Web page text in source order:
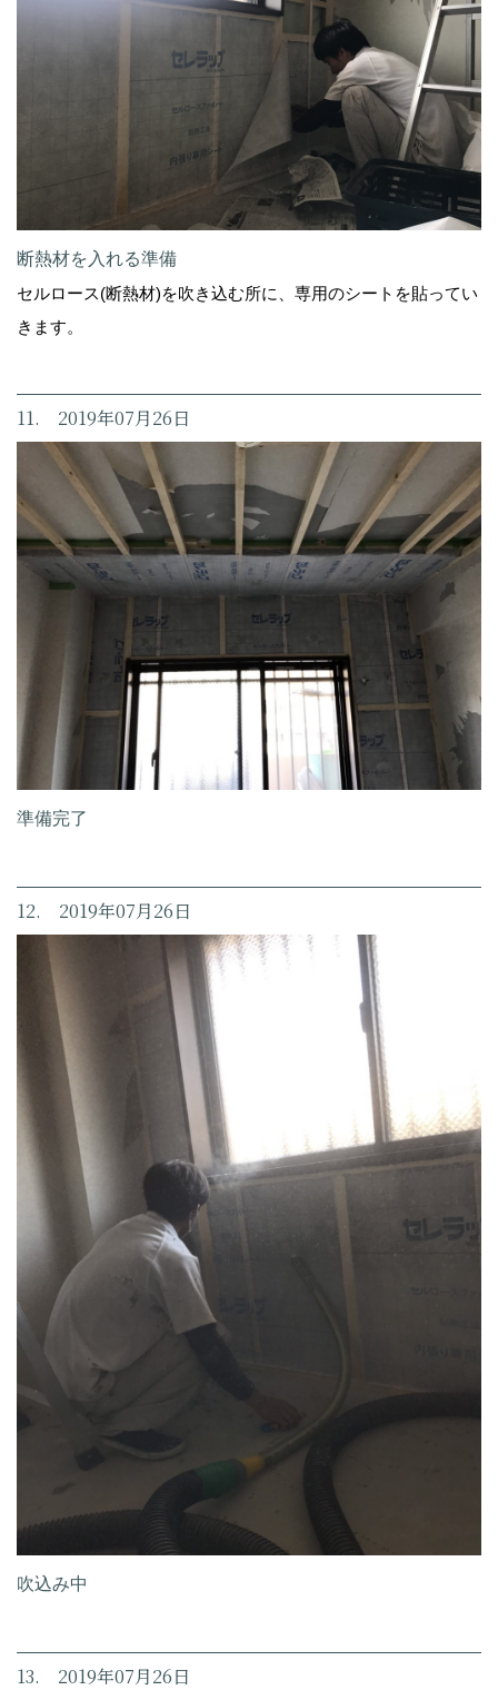
断熱材を入れる準備
セルロース(断熱材)を吹き込む所に、専用のシートを貼ってい
きます。
11. 2019年07月26日
準備完了
12. 2019年07月26日
吹込み中
13. 2019年07月26日